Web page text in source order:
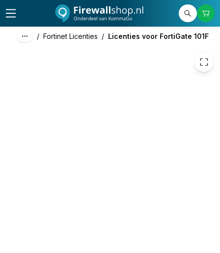
/ Fortinet Licenties / Licenties voor FortiGate 101F
€ 2.165,74